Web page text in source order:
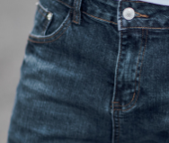
時審查核予不同之上限額度
請求用戶進行身份認證。
５．嚴禁一人註冊多個帳號或
恩沛科技股份有限公司將有權